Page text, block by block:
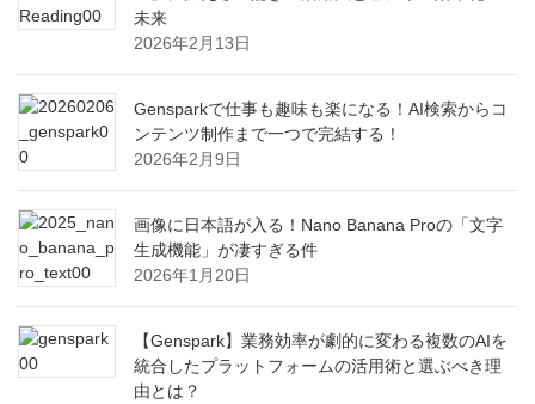
未来
2026年2月13日
Gensparkで仕事も趣味も楽になる！AI検索からコ
ンテンツ制作まで一つで完結する！
2026年2月9日
画像に日本語が入る！Nano Banana Proの「文字
生成機能」が凄すぎる件
2026年1月20日
【Genspark】業務効率が劇的に変わる複数のAIを
統合したプラットフォームの活用術と選ぶべき理
由とは？